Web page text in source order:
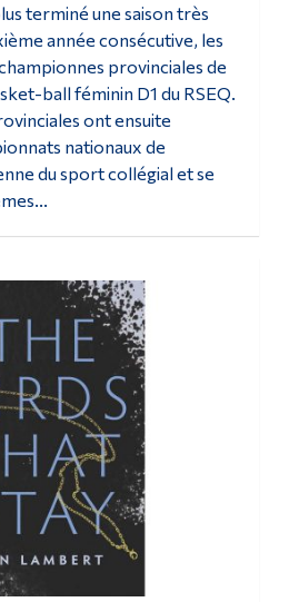
terminé une saison très
année consécutive, les
provinciales de
ball féminin D1 du RSEQ.
ont ensuite
nationaux de
du sport collégial et se